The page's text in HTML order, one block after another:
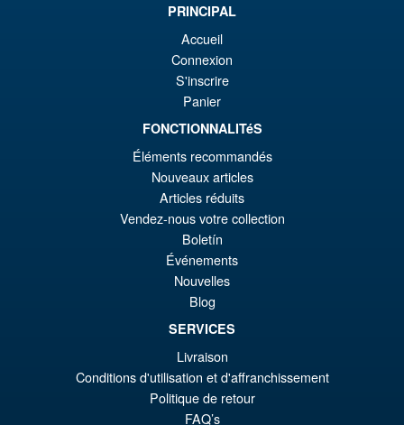
LPZZ UPFinegures DC
Comics – Absolute Batman
1/12 Scale Action Figure
PRÉ COMMANDE
S.H. MonsterArts Godzilla Vs
Evangelion Test Type 01 G
Awakening Action Figure
PRINCIPAL
Accueil
Connexion
S'inscrire
Panier
FONCTIONNALITéS
Éléments recommandés
Nouveaux articles
Articles réduits
Vendez-nous votre collection
Boletín
Événements
Nouvelles
Blog
SERVICES
Livraison
Conditions d'utilisation et d'affranchissement
Politique de retour
FAQ’s